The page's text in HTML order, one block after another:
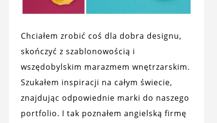
Chciałem zrobić coś dla dobra designu,
skończyć z szablonowością i
wszędobylskim marazmem wnętrzarskim.
Szukałem inspiracji na całym świecie,
znajdując odpowiednie marki do naszego
portfolio. I tak poznałem angielską firmę